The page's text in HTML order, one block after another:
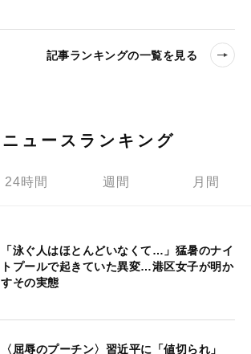
記事ランキングの一覧を見る
ニュースランキング
24時間 週間 月間
「泳ぐ人はほとんどいなくて…」猛暑のナイ
トプールで起きていた異変…港区女子が明か
すその実態
〈屈辱のプーチン〉習近平に「値切られ」